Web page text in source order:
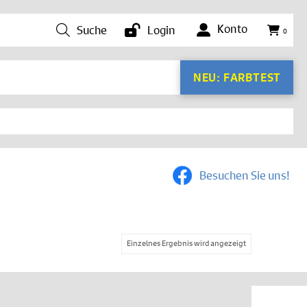
Suche Login Konto 0
NEU: FARBTEST
Besuchen Sie uns!
Einzelnes Ergebnis wird angezeigt